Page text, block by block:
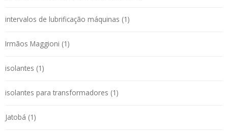
intervalos de lubrificação máquinas (1)
Irmãos Maggioni (1)
isolantes (1)
isolantes para transformadores (1)
Jatobá (1)